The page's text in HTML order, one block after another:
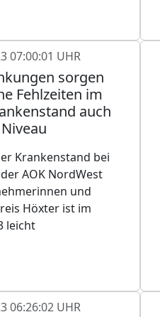
07:00:01 UHR
sorgen
Fehlzeiten im
auch
Krankenstand bei
AOK NordWest
und
Höxter ist im
leicht
06:26:02 UHR